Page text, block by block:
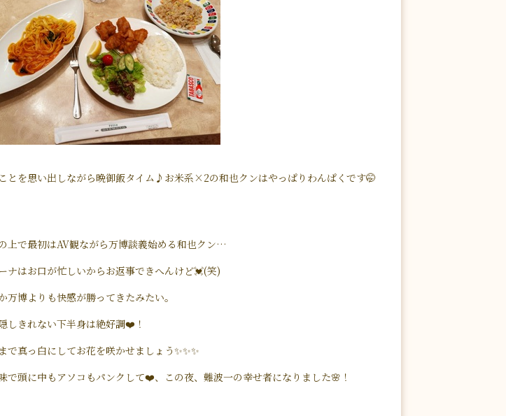
とを思い出しながら晩御飯タイム♪お米系×2の和也クンはやっぱりわんぱくです🤭
上で最初はAV観ながら万博談義始める和也クン…
ナはお口が忙しいからお返事できへんけど💓(笑)
万博よりも快感が勝ってきたみたい。
しきれない下半身は絶好調❤️！
で真っ白にしてお花を咲かせましょう✨✨✨
で頭に中もアソコもパンクして❤️、この夜、難波一の幸せ者になりました🌸！